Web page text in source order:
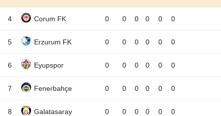
4 Corum FK 0 0 0 0 0 0
5 Erzurum FK 0 0 0 0 0 0
6 Eyupspor 0 0 0 0 0 0
7 Fenerbahçe 0 0 0 0 0 0
8 Galatasaray 0 0 0 0 0 0